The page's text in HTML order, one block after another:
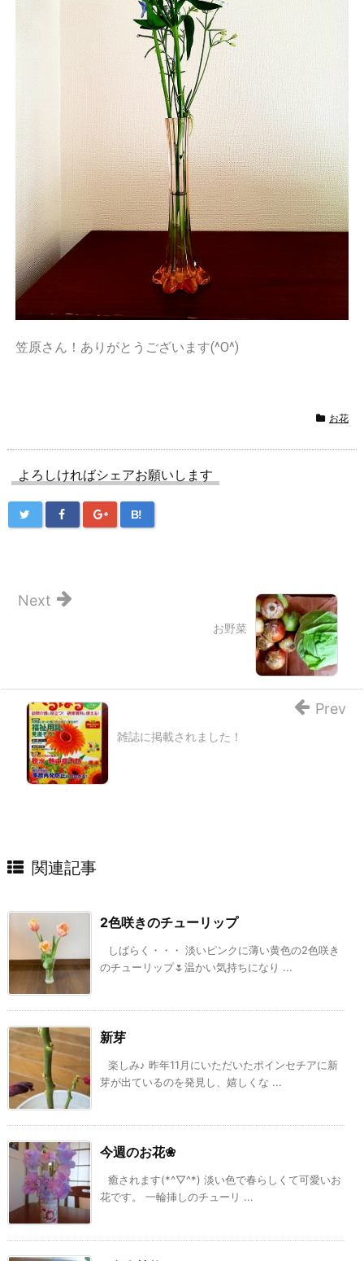
笠原さん！ありがとうございます(^O^)
お花
よろしければシェアお願いします
B!
お野菜
Next
雑誌に掲載されました！
Prev
関連記事
2色咲きのチューリップ
しばらく・・・ 淡いピンクに薄い黄色の2色咲き
のチューリップ🌷温かい気持ちになり ...
新芽
楽しみ♪ 昨年11月にいただいたポインセチアに新
芽が出ているのを発見し、嬉しくな ...
今週のお花❀
癒されます(*^▽^*) 淡い色で春らしくて可愛いお
花です。 一輪挿しのチューリ ...